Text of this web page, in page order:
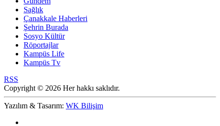
Sağlık
Çanakkale Haberleri
Şehrin Burada
Sosyo Kültür
Röportajlar
Kampüs Life
Kampüs Tv
RSS
Copyright © 2026 Her hakkı saklıdır.
Yazılım & Tasarım: WK Bilişim